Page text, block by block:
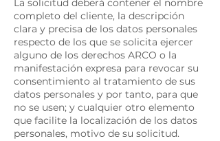
La solicitud deberá contener el nombre
completo del cliente, la descripción
clara y precisa de los datos personales
respecto de los que se solicita ejercer
alguno de los derechos ARCO o la
manifestación expresa para revocar su
consentimiento al tratamiento de sus
datos personales y por tanto, para que
no se usen; y cualquier otro elemento
que facilite la localización de los datos
personales, motivo de su solicitud.